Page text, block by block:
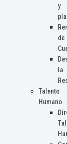
y
de
la
Talento
Humano